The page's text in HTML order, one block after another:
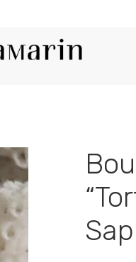
OU E-MAIL
DE PASSE OBLIGATOIRE
capitaine